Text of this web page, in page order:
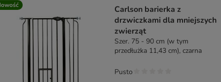
Carlson barierka z
drzwiczkami dla mniejszych
zwierząt
Szer. 75 - 90 cm (w tym
przedłużka 11,43 cm), czarna
Pusto